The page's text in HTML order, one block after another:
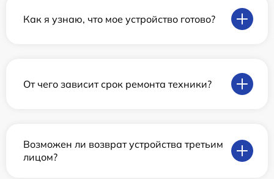
Как я узнаю, что мое устройство готово?
От чего зависит срок ремонта техники?
Возможен ли возврат устройства третьим
лицом?